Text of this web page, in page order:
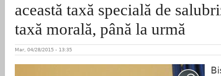
această taxă specială de
taxă morală, până la urmă
Mar, 04/28/2015 - 13:35